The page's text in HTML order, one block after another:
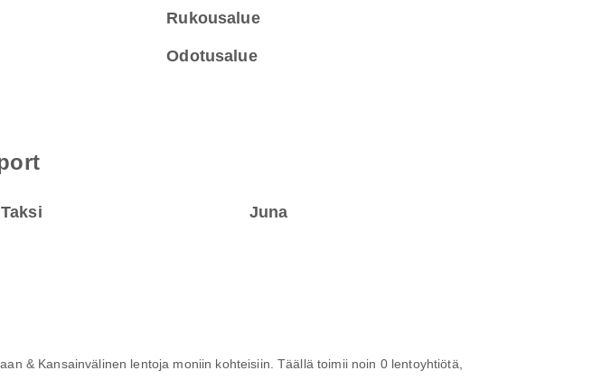
Rukousalue
Odotusalue
Taksi Juna
& Kansainvälinen lentoja moniin kohteisiin. Täällä toimii noin 0 lentoyhtiötä,